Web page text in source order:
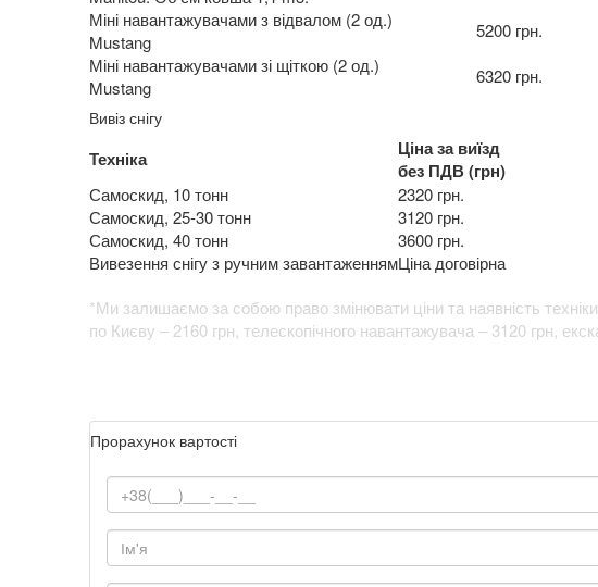
Міні навантажувачами з відвалом (2 од.)
Mustang
5200 грн.
Міні навантажувачами зі щіткою (2 од.)
Mustang
6320 грн.
Вивіз снігу
Техніка
Ціна за виїзд
без ПДВ (грн)
Самоскид, 10 тонн
2320 грн.
Самоскид, 25-30 тонн
3120 грн.
Самоскид, 40 тонн
3600 грн.
Вивезення снігу з ручним завантаженнямЦіна договірна
*Ми залишаємо за собою право змінювати ціни та наявність
по Києву – 2160 грн, телескопічного навантажувача – 3120 грн,
Прорахунок вартості